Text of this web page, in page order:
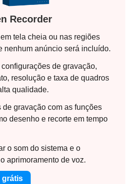
Recorder
tela cheia ou nas regiões
nenhum anúncio será incluído.
de gravação,
resolução e taxa de quadros
qualidade.
de gravação com as funções
desenho e recorte em tempo
o som do sistema e o
aprimoramento de voz.
grátis